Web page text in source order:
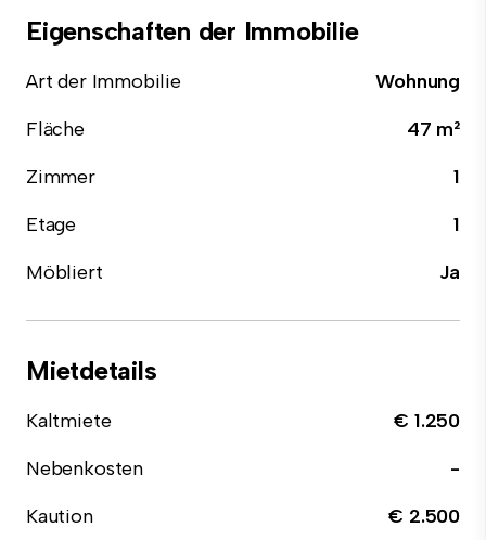
Eigenschaften der Immobilie
Art der Immobilie
Wohnung
Fläche
47 m²
Zimmer
1
Etage
1
Möbliert
Ja
Mietdetails
Kaltmiete
€ 1.250
Nebenkosten
-
Kaution
€ 2.500